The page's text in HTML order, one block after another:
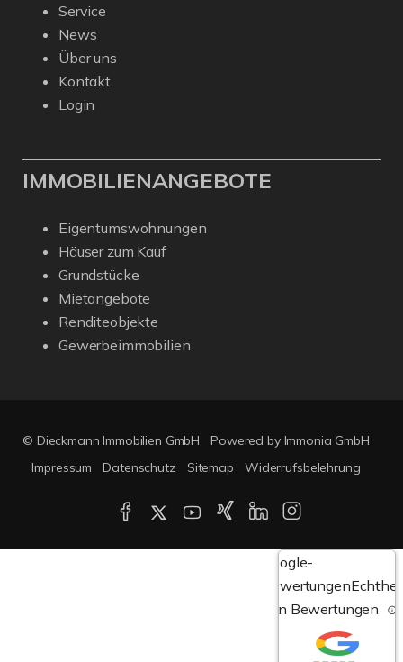
Service
News
Über uns
Kontakt
Login
IMMOBILIENANGEBOTE
Eigentumswohnungen
Häuser zum Kauf
Grundstücke
Mietangebote
Renditeobjekte
Gewerbeimmobilien
© Dieckmann Immobilien GmbH
Powered by Immonia GmbH
Impressum
Datenschutz Sitemap Widerrufsbelehrung
Google-
Bewertungen
von Bewertungen